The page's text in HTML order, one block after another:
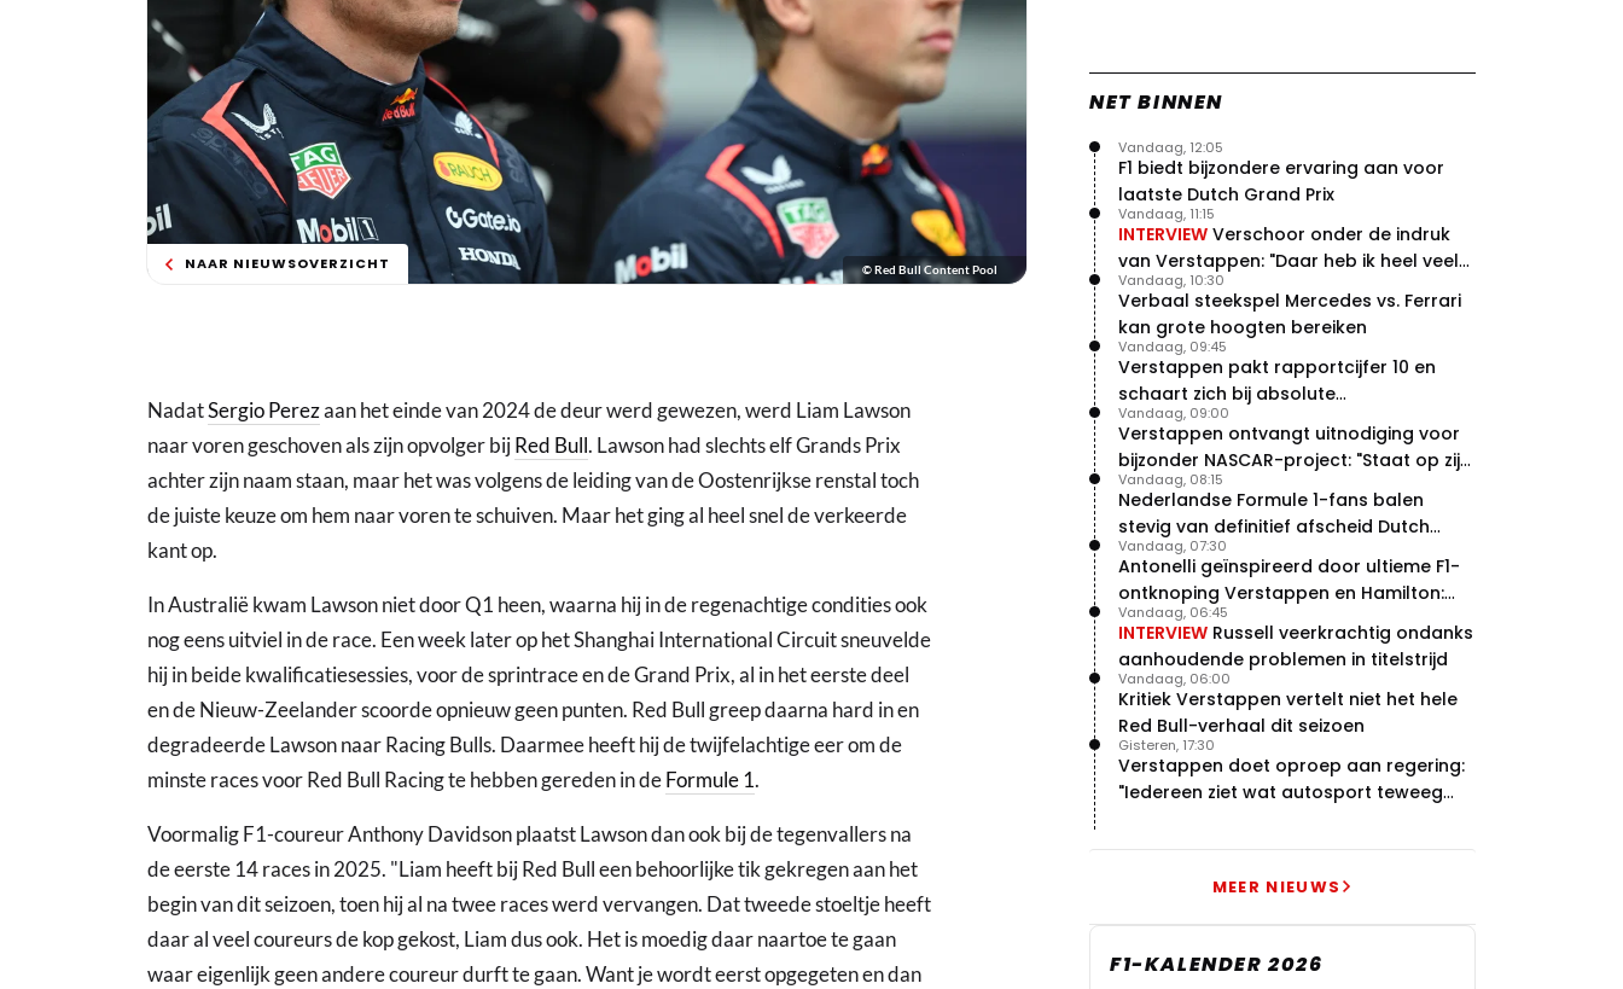
NAAR NIEUWSOVERZICHT © Red Bull Content Pool
NadatSergio Perezaan het einde van 2024 de deur werd gewezen, werd Liam Lawson
naar voren geschoven als zijn opvolger bijRed Bull. Lawson had slechts elf Grands Prix
achter zijn naam staan, maar het was volgens de leiding van de Oostenrijkse renstal toch
de juiste keuze om hem naar voren te schuiven. Maar het ging al heel snel de verkeerde
kant op.
In Australië kwam Lawson niet door Q1 heen, waarna hij in de regenachtige condities ook
nog eens uitviel in de race. Een week later op het Shanghai International Circuit sneuvelde
hij in beide kwalificatiesessies, voor de sprintrace en de Grand Prix, al in het eerste deel
en de Nieuw-Zeelander scoorde opnieuw geen punten. Red Bull greep daarna hard in en
degradeerde Lawson naar Racing Bulls. Daarmee heeft hij de twijfelachtige eer om de
minste races voor Red Bull Racing te hebben gereden in deFormule 1.
Voormalig F1-coureur Anthony Davidson plaatst Lawson dan ook bij de tegenvallers na
de eerste 14 races in 2025. "Liam heeft bij Red Bull een behoorlijke tik gekregen aan het
begin van dit seizoen, toen hij al na twee races werd vervangen. Dat tweede stoeltje heeft
daar al veel coureurs de kop gekost, Liam dus ook. Het is moedig daar naartoe te gaan
waar eigenlijk geen andere coureur durft te gaan. Want je wordt eerst opgegeten en dan
NET BINNEN
F1 biedt bijzondere ervaring aan voor
laatste Dutch Grand Prix
Vandaag, 12:05
INTERVIEW Verschoor onder de indruk
van Verstappen: "Daar heb ik heel veel
respect voor"
Vandaag, 11:15
Verbaal steekspel Mercedes vs. Ferrari
kan grote hoogten bereiken
Vandaag, 10:30
Verstappen pakt rapportcijfer 10 en
schaart zich bij absolute
buitencategorie
Vandaag, 09:45
Verstappen ontvangt uitnodiging voor
bijzonder NASCAR-project: "Staat op zijn
radar"
Vandaag, 09:00
Nederlandse Formule 1-fans balen
stevig van definitief afscheid Dutch
Grand Prix
Vandaag, 08:15
Antonelli geïnspireerd door ultieme F1-
ontknoping Verstappen en Hamilton:
"Leven of dood!"
Vandaag, 07:30
INTERVIEW Russell veerkrachtig ondanks
aanhoudende problemen in titelstrijd
Vandaag, 06:45
Kritiek Verstappen vertelt niet het hele
Red Bull-verhaal dit seizoen
Vandaag, 06:00
Verstappen doet oproep aan regering:
"Iedereen ziet wat autosport teweeg
Gisteren, 17:30
MEER NIEUWS
F1-KALENDER 2026